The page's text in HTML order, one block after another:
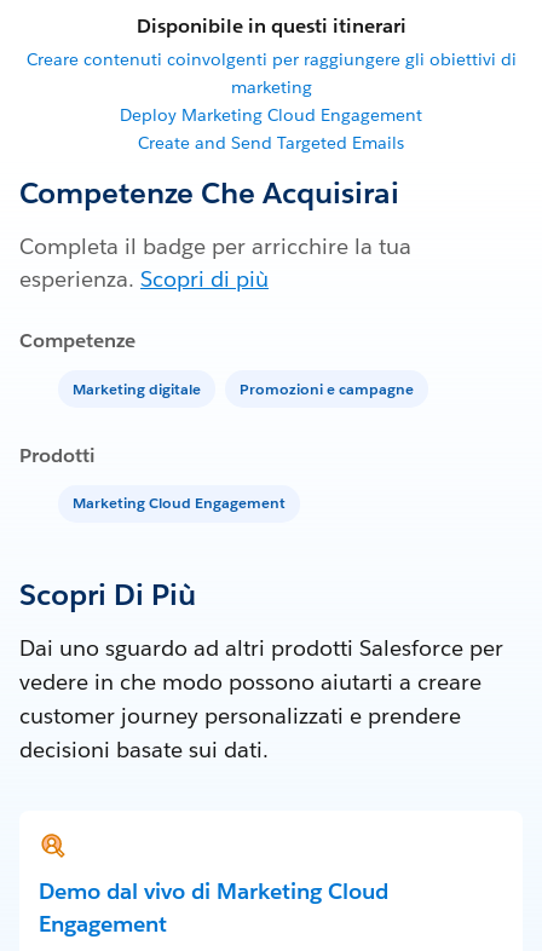
Disponibile in questi itinerari
Creare contenuti coinvolgenti per raggiungere gli obiettivi di
marketing
Deploy Marketing Cloud Engagement
Create and Send Targeted Emails
Competenze Che Acquisirai
Completa il badge per arricchire la tua
esperienza. Scopri di più
Competenze
Marketing digitale Promozioni e campagne
Prodotti
Marketing Cloud Engagement
Scopri Di Più
Dai uno sguardo ad altri prodotti Salesforce per
vedere in che modo possono aiutarti a creare
customer journey personalizzati e prendere
decisioni basate sui dati.
Demo dal vivo di Marketing Cloud
Engagement